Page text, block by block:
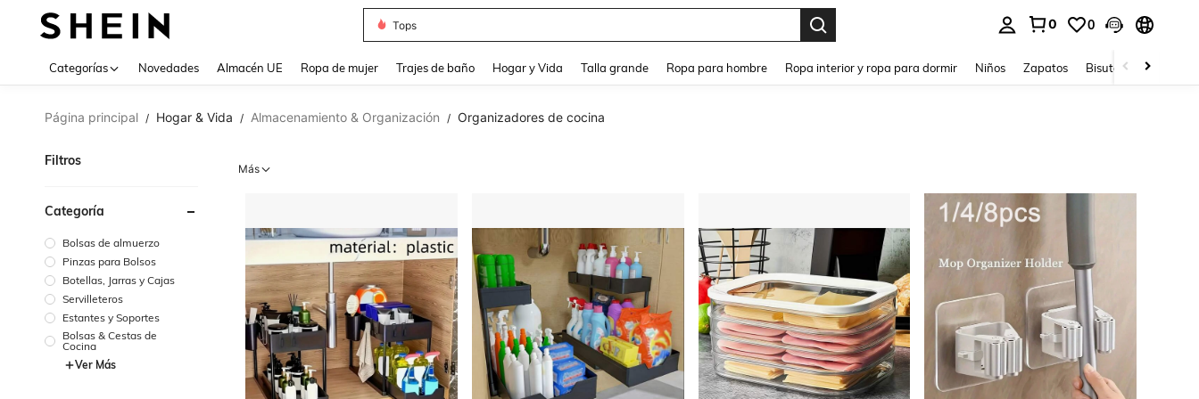
Tops
0 0
Categorías Novedades Almacén UE Ropa de mujer Trajes de baño Hogar y Vida Talla grande Ropa para hombre Ropa interior y ropa para dormir Niños Zapatos Bisutería Y
Página principal / Hogar & Vida / Almacenamiento & Organización / Organizadores de cocina
Filtros
Categoría
Bolsas de almuerzo
Pinzas para Bolsos
Botellas, Jarras y Cajas
Servilleteros
Estantes y Soportes
Bolsas & Cestas de
Cocina
Ver Más
Más